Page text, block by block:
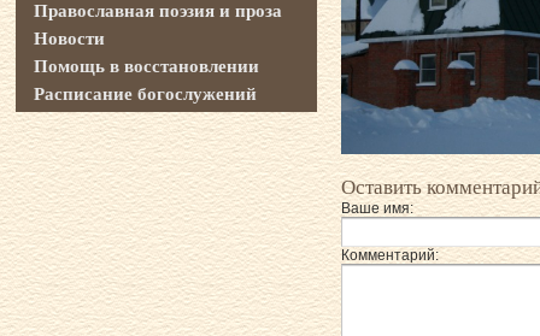
Оставить
Ваше имя:
Комментарий:
Православная поэзия и проза
Новости
Помощь в восстановлении
Расписание богослужений